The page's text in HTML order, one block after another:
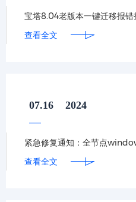
宝塔8.04老版本一键迁移报
查看全文
07.16 2024
紧急修复通知：全节点
查看全文